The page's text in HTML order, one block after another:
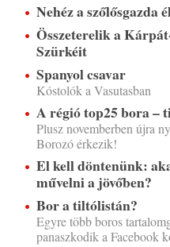
Nehéz a szőlősgazda
Összeterelik a
Szürkéit
Spanyol csavar
Kóstolók a Vasutasban
A régió top25 bora –
Plusz novemberben újra
Borozó érkezik!
El kell döntenünk:
művelni a jövőben?
Bor a tiltólistán?
Egyre több boros
panaszkodik a Facebook